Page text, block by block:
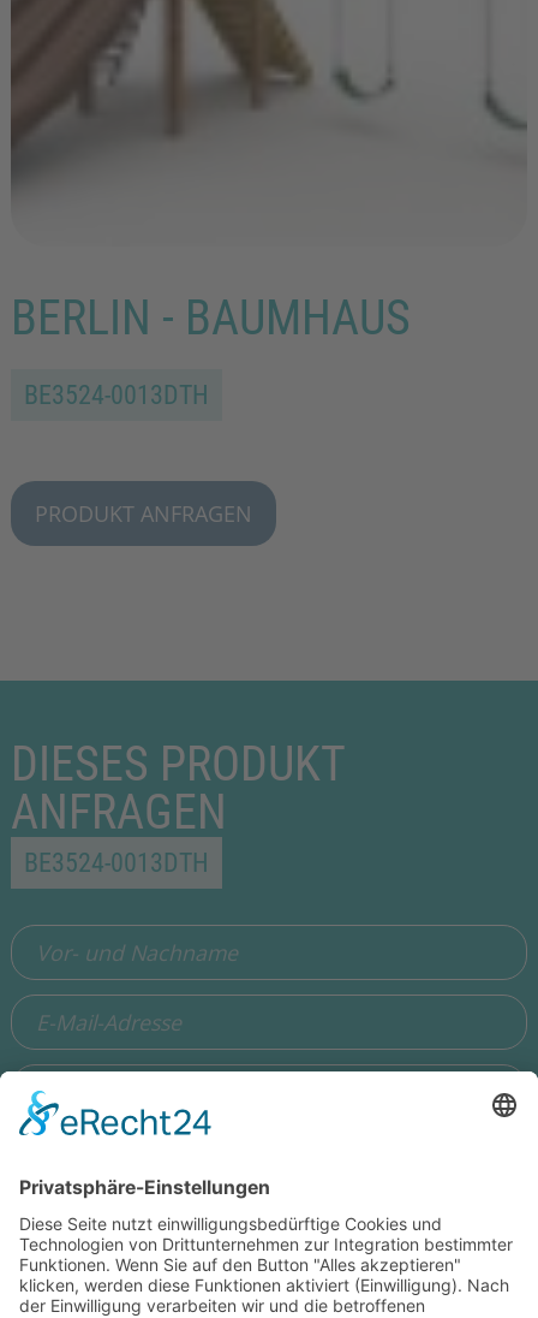
BERLIN - BAUMHAUS
BE3524-0013DTH
PRODUKT ANFRAGEN
DIESES PRODUKT
ANFRAGEN
BE3524-0013DTH
Ich stimme zu, dass meine Angaben aus dem Formular zur
Beantwortung meiner Anfrage erhoben und verarbeitet
werden. Die Daten werden so lange gespeichert, bis ein
Widerspruch erfolgt. Hinweis: Sie können Ihre Einwilligung